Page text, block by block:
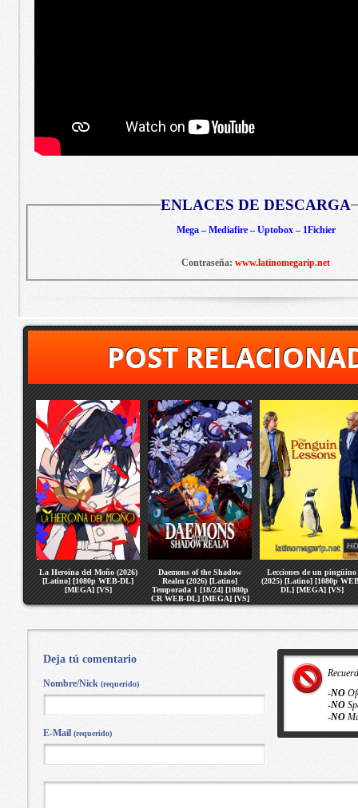
ENLACES DE DESCARGA
Mega – Mediafire – Uptobox – 1Fichier
Contraseña: www.latinomegarip.net
POST
La Heroina del Moño (2026)
[Latino] [1080p WEB-DL]
[MEGA] [VS]
Daemons of the Shadow
Realm (2026) [Latino]
Temporada 1 [18/24] [1080p
CR WEB-DL] [MEGA] [VS]
Lecciones de un pingüino
(2025) [Latino] [1080p
DL] [MEGA] [VS]
-NO
-NO
-NO
Deja tú comentario
Nombre/Nick (requerido)
E-Mail (requerido)